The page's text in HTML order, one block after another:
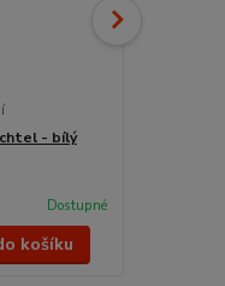
- bílý
Dostupné
košíku